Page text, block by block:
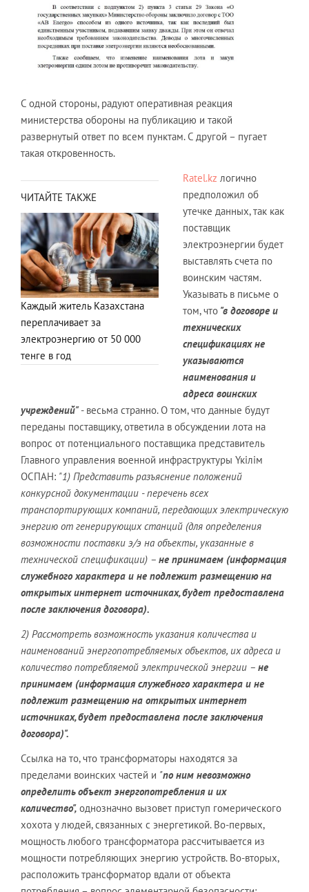
С одной стороны, радуют оперативная реакция
министерства обороны на публикацию и такой
развернутый ответ по всем пунктам. С другой – пугает
такая откровенность.
ЧИТАЙТЕ ТАКЖЕ
Каждый житель Казахстана
переплачивает за
электроэнергию от 50 000
тенге в год
Ratel.kz логично
предположил об
утечке данных, так как
поставщик
электроэнергии будет
выставлять счета по
воинским частям.
Указывать в письме о
том, что "в договоре и
технических
спецификациях не
указываются
наименования и
адреса воинских
учреждений"- весьма странно. О том, что данные будут
переданы поставщику, ответила в обсуждении лота на
вопрос от потенциального поставщика представитель
Главного управления военной инфраструктуры Үкiлiм
ОСПАН: "1) Представить разъяснение положений
конкурсной документации - перечень всех
транспортирующих компаний, передающих электрическую
энергию от генерирующих станций (для определения
возможности поставки э/э на объекты, указанные в
технической спецификации) – не принимаем (информация
служебного характера и не подлежит размещению на
открытых интернет источниках, будет предоставлена
после заключения договора).
2) Рассмотреть возможность указания количества и
наименований энергопотребляемых объектов, их адреса и
количество потребляемой электрической энергии – не
принимаем (информация служебного характера и не
подлежит размещению на открытых интернет
источниках, будет предоставлена после заключения
договора)".
Ссылка на то, что трансформаторы находятся за
пределами воинских частей и "по ним невозможно
определить объект энергопотребления и их
количество", однозначно вызовет приступ гомерического
хохота у людей, связанных с энергетикой. Во-первых,
мощность любого трансформатора рассчитывается из
мощности потребляющих энергию устройств. Во-вторых,
расположить трансформатор вдали от объекта